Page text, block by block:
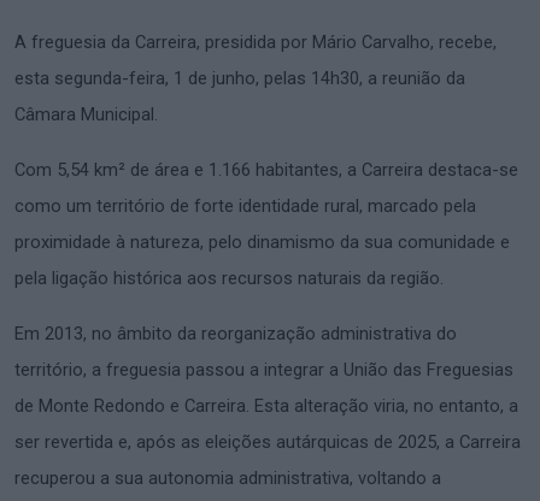
A freguesia da Carreira, presidida por Mário Carvalho, recebe,
esta segunda-feira, 1 de junho, pelas 14h30, a reunião da
Câmara Municipal.
Com 5,54 km² de área e 1.166 habitantes, a Carreira destaca-se
como um território de forte identidade rural, marcado pela
proximidade à natureza, pelo dinamismo da sua comunidade e
pela ligação histórica aos recursos naturais da região.
Em 2013, no âmbito da reorganização administrativa do
território, a freguesia passou a integrar a União das Freguesias
de Monte Redondo e Carreira. Esta alteração viria, no entanto, a
ser revertida e, após as eleições autárquicas de 2025, a Carreira
recuperou a sua autonomia administrativa, voltando a